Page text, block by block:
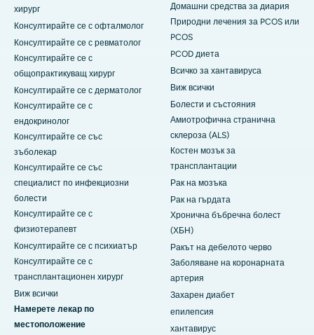
хирург
Консултирайте се с офталмолог
Консултирайте се с ревматолог
Консултирайте се с
общопрактикуващ хирург
Консултирайте се с дерматолог
Консултирайте се с
ендокринолог
Консултирайте се със
зъболекар
Консултирайте се със
специалист по инфекциозни
болести
Консултирайте се с
физиотерапевт
Консултирайте се с психиатър
Консултирайте се с
трансплантационен хирург
Виж всички
Намерете лекар по
местоположение
Домашни средства за диария
Природни лечения за PCOS или
PCOS
PCOD диета
Всичко за хантавируса
Виж всички
Болести и състояния
Амиотрофична странична
склероза (ALS)
Костен мозък за
трансплантации
Рак на мозъка
Рак на гърдата
Хронична бъбречна болест
(ХБН)
Ракът на дебелото черво
Заболяване на коронарната
артерия
Захарен диабет
епилепсия
хантавирус